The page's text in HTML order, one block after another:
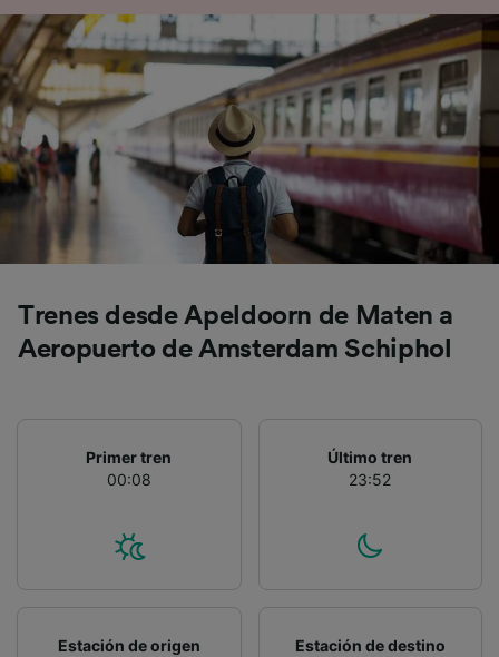
Trenes desde Apeldoorn de Maten a
Aeropuerto de Amsterdam Schiphol
Primer tren
00:08
Último tren
23:52
Estación de origen
Estación de destino
precisa. Analizar activamente las
características del dispositivo para su
identificación. Almacenar la información en un
dispositivo y/o acceder a ella. Publicidad y
contenido personalizados, medición de
publicidad y contenido, investigación de
audiencia y desarrollo de servicios.
Lista de asociados (proveedores)